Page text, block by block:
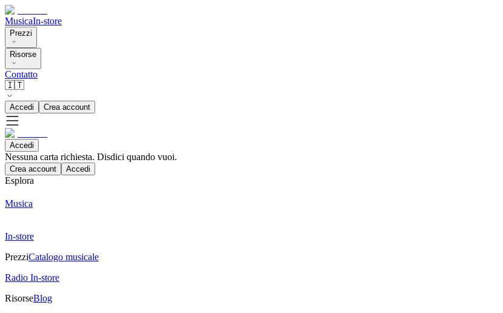
MusicaIn-store
Prezzi
Risorse
Contatto
🇮🇹
Accedi Crea account
Accedi
Nessuna carta richiesta. Disdici quando vuoi.
Crea account Accedi
Esplora
Musica
In-store
PrezziCatalogo musicale
Radio In-store
RisorseBlog